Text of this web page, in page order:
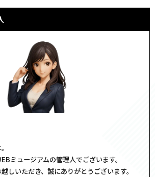
ミュージアムの管理人でございます。
しいただき、誠にありがとうございます。